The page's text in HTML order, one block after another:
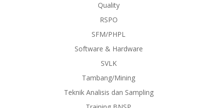
Quality
RSPO
SFM/PHPL
Software & Hardware
SVLK
Tambang/Mining
Teknik Analisis dan Sampling